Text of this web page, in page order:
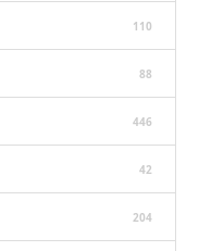
110
88
446
42
204